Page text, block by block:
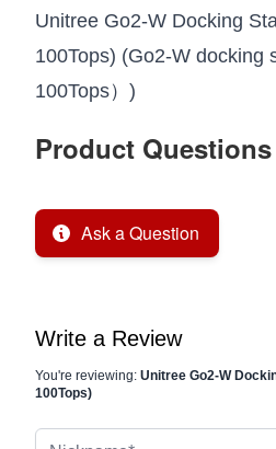
Unitree Go2-W Docking
100Tops) (Go2-W docking
100Tops）)
Product Questions
Ask a Question
Write a Review
You're reviewing: Unitree Go2-W
100Tops)